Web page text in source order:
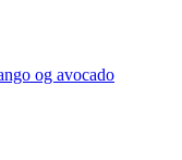
og avocado